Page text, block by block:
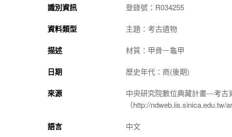
識別資訊 登錄號：R034255
資料類型 主題：考古遺物
描述 材質：甲骨－龜甲
日期 歷史年代：商(後期)
來源
中央研究院數位典藏計畫---考古
（http://
語言 中文